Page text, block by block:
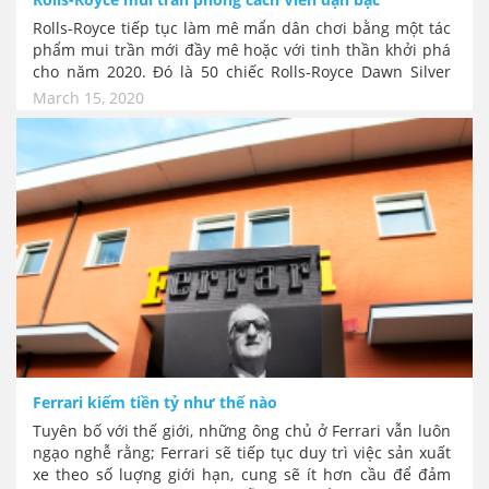
Rolls-Royce tiếp tục làm mê mẩn dân chơi bằng một tác
phẩm mui trần mới đầy mê hoặc với tinh thần khởi phá
cho năm 2020. Đó là 50 chiếc Rolls-Royce Dawn Silver
Bullet – phiên bản mui trần – được thiết kế theo cảm
hứng của “Viên đạn bạc”.
March 15, 2020
Ferrari kiếm tiền tỷ như thế nào
Tuyên bố với thế giới, những ông chủ ở Ferrari vẫn luôn
ngạo nghễ rằng; Ferrari sẽ tiếp tục duy trì việc sản xuất
xe theo số luợng giới hạn, cung sẽ ít hơn cầu để đảm